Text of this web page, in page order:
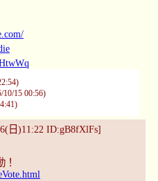
15 00:56)
日)11:22 ID:gB8fXlFs]